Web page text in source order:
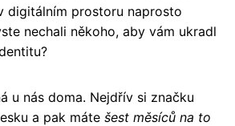
digitálním prostoru naprosto
nechali někoho, aby vám ukradl
u nás doma. Nejdřív si značku
a pak máte šest měsíců na to